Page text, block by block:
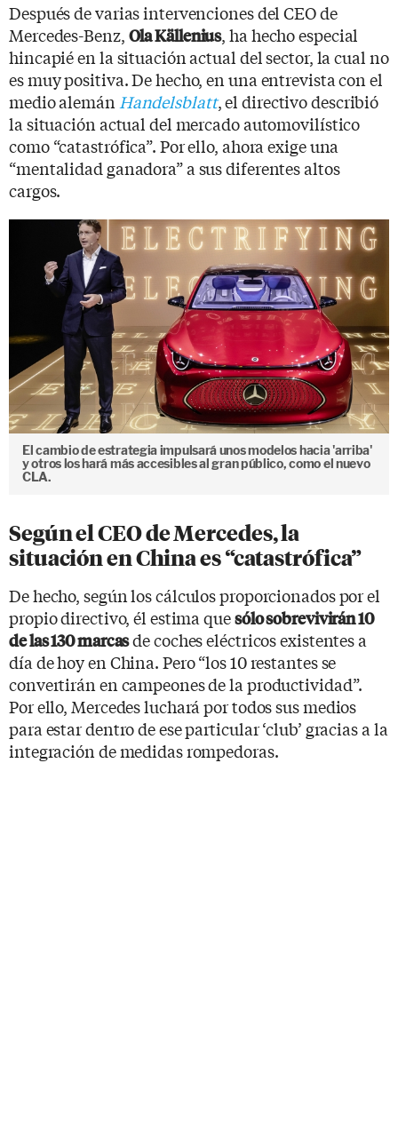
Después de varias intervenciones del CEO de
Mercedes-Benz, Ola Källenius, ha hecho especial
hincapié en la situación actual del sector, la cual no
es muy positiva. De hecho, en una entrevista con el
medio alemán Handelsblatt, el directivo describió
la situación actual del mercado automovilístico
como “catastrófica”. Por ello, ahora exige una
“mentalidad ganadora” a sus diferentes altos
cargos.
El cambio de estrategia impulsará unos modelos hacia 'arriba'
y otros los hará más accesibles al gran público, como el nuevo
CLA.
Según el CEO de Mercedes, la
situación en China es “catastrófica”
De hecho, según los cálculos proporcionados por el
propio directivo, él estima quesólo sobrevivirán 10
de las 130 marcasde coches eléctricos existentes a
día de hoy en China. Pero “los 10 restantes se
convertirán en campeones de la productividad”.
Por ello, Mercedes luchará por todos sus medios
para estar dentro de ese particular ‘club’ gracias a la
integración de medidas rompedoras.